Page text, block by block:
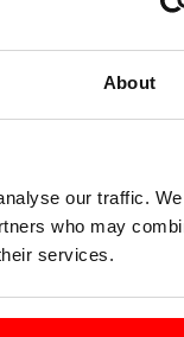
About
our traffic.
who may
services.